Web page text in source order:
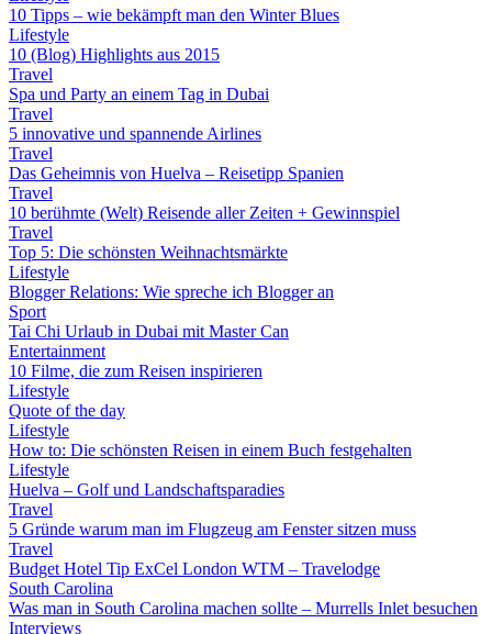
10 Tipps – wie bekämpft man den Winter Blues
Lifestyle
10 (Blog) Highlights aus 2015
Travel
Spa und Party an einem Tag in Dubai
Travel
5 innovative und spannende Airlines
Travel
Das Geheimnis von Huelva – Reisetipp Spanien
Travel
10 berühmte (Welt) Reisende aller Zeiten + Gewinnspiel
Travel
Top 5: Die schönsten Weihnachtsmärkte
Lifestyle
Blogger Relations: Wie spreche ich Blogger an
Sport
Tai Chi Urlaub in Dubai mit Master Can
Entertainment
10 Filme, die zum Reisen inspirieren
Lifestyle
Quote of the day
Lifestyle
How to: Die schönsten Reisen in einem Buch festgehalten
Lifestyle
Huelva – Golf und Landschaftsparadies
Travel
5 Gründe warum man im Flugzeug am Fenster sitzen muss
Travel
Budget Hotel Tip ExCel London WTM – Travelodge
South Carolina
Was man in South Carolina machen sollte – Murrells Inlet besuchen
Interviews